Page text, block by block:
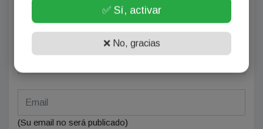
Deja tu comentario
(Su email no será publicado)
✅ Sí, activar
❌ No, gracias